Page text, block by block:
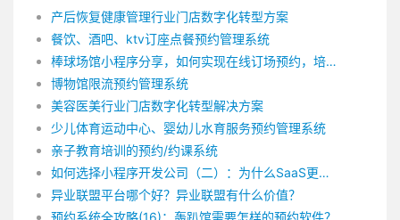
产后恢复健康管理行业门店数字化转型方案
餐饮、酒吧、ktv订座点餐预约管理系统
棒球场馆小程序分享，如何实现在线订场预约，培训管理？
博物馆限流预约管理系统
美容医美行业门店数字化转型解决方案
少儿体育运动中心、婴幼儿水育服务预约管理系统
亲⼦教育培训的预约/约课系统
如何选择小程序开发公司（二）：为什么SaaS更靠谱
异业联盟平台哪个好？异业联盟有什么价值？
预约系统全攻略(16)：轰趴馆需要怎样的预约软件？